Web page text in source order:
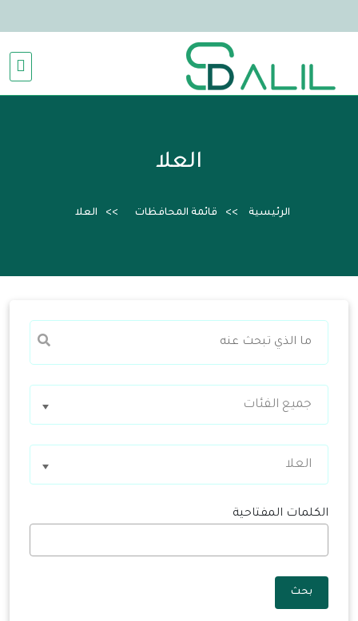
العلا
الرئيسية قائمة المحافظات العلا
جميع الفئات
العلا
الكلمات المفتاحية
بحث